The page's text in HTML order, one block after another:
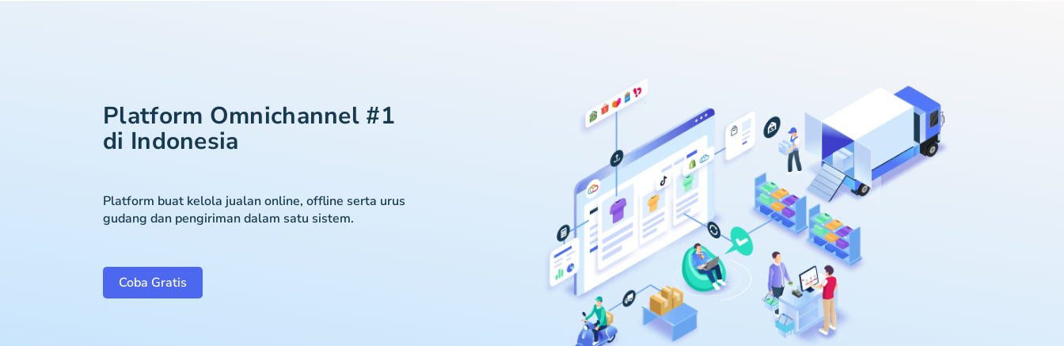
Platform Omnichannel #1
di Indonesia
Platform buat kelola jualan online, offline serta urus
gudang dan pengiriman dalam satu sistem.
Coba Gratis